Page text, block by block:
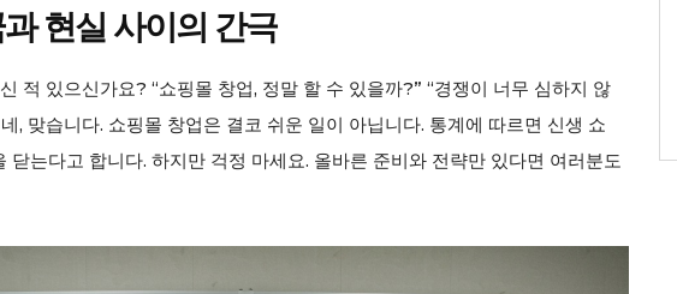
현실 사이의 간극
적 있으신가요? “쇼핑몰 창업, 정말 할 수 있을까?” “경쟁이 너무 심하지 않
, 맞습니다. 쇼핑몰 창업은 결코 쉬운 일이 아닙니다. 통계에 따르면 신생 쇼
닫는다고 합니다. 하지만 걱정 마세요. 올바른 준비와 전략만 있다면 여러분도